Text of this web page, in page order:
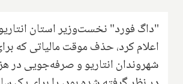
"داگ فورد" نخست‌وزیر استان
اعلام کرد، حذف موقت مالیاتی که
شهروندان انتاریو و صرفه‌جویی در